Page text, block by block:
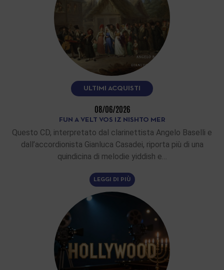
ULTIMI ACQUISTI
08/06/2026
FUN A VELT VOS IZ NISHTO MER
Questo CD, interpretato dal clarinettista Angelo Baselli e
dall’accordionista Gianluca Casadei, riporta più di una
quindicina di melodie yiddish e…
LEGGI DI PIÙ